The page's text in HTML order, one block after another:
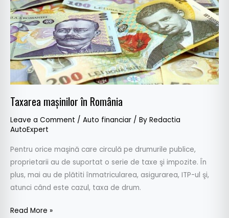
Taxarea maşinilor în România
Leave a Comment / Auto financiar / By Redactia
AutoExpert
Pentru orice maşină care circulă pe drumurile publice,
proprietarii au de suportat o serie de taxe şi impozite. În
plus, mai au de plătiti înmatricularea, asigurarea, ITP-ul şi,
atunci când este cazul, taxa de drum.
în
România
Read More »